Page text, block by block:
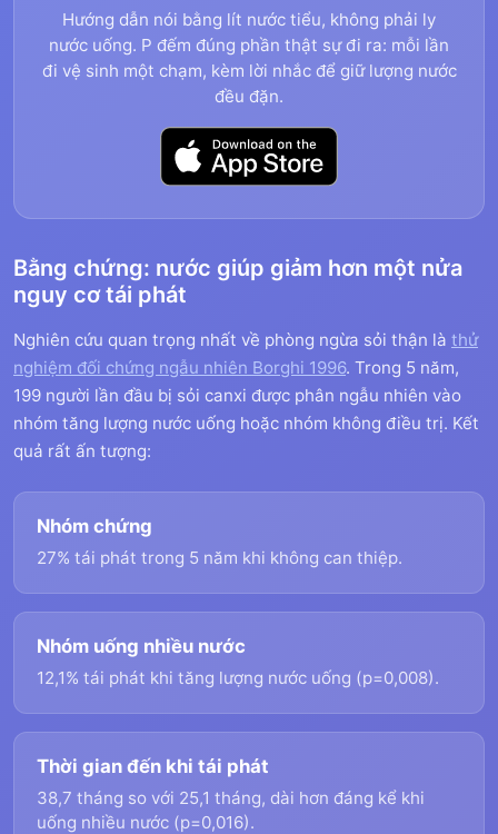
Hướng dẫn nói bằng lít nước tiểu, không phải ly
nước uống. P đếm đúng phần thật sự đi ra: mỗi lần
đi vệ sinh một chạm, kèm lời nhắc để giữ lượng nước
đều đặn.
Bằng chứng: nước giúp giảm hơn một nửa
nguy cơ tái phát
Nghiên cứu quan trọng nhất về phòng ngừa sỏi thận là thử
nghiệm đối chứng ngẫu nhiên Borghi 1996. Trong 5 năm,
199 người lần đầu bị sỏi canxi được phân ngẫu nhiên vào
nhóm tăng lượng nước uống hoặc nhóm không điều trị. Kết
quả rất ấn tượng:
Nhóm chứng
27% tái phát trong 5 năm khi không can thiệp.
Nhóm uống nhiều nước
12,1% tái phát khi tăng lượng nước uống (p=0,008).
Thời gian đến khi tái phát
38,7 tháng so với 25,1 tháng, dài hơn đáng kể khi
uống nhiều nước (p=0,016).